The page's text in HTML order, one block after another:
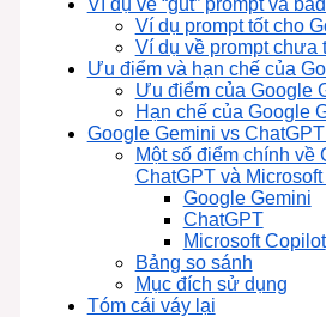
Ví dụ prompt tốt cho
Ví dụ về prompt chưa
Ưu điểm và hạn chế của
Ưu điểm của Google
Hạn chế của Google
Google Gemini vs
Một số điểm chính về
ChatGPT và
Google Gemini
ChatGPT
Microsoft Copilot
Bảng so sánh
Mục đích sử dụng
Tóm cái váy lại